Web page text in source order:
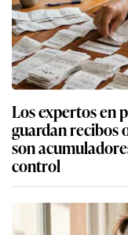
Los expertos en
guardan recibos
son
control